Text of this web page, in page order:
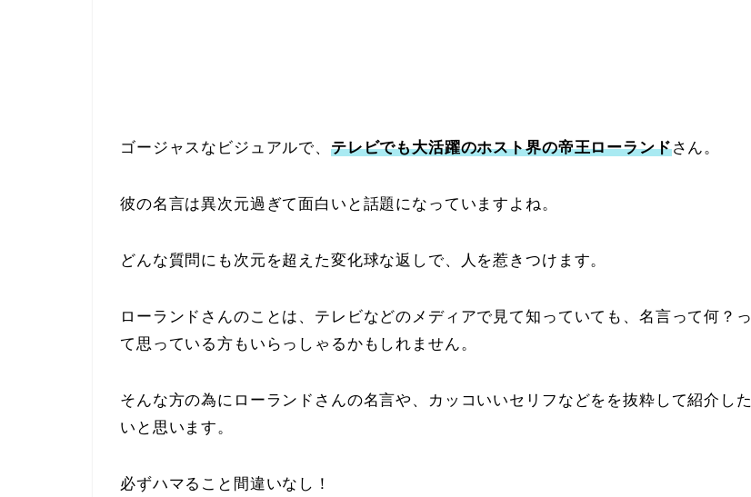
ゴージャスなビジュアルで、 テレビでも大活躍のホスト界の帝王ローランドさん。
彼の名言は異次元過ぎて面白いと話題になっていますよね。
どんな質問にも次元を超えた変化球な返しで、人を惹きつけます。
ローランドさんのことは、テレビなどのメディアで見て知っていても、名言って何？っ
て思っている方もいらっしゃるかもしれません。
そんな方の為にローランドさんの名言や、カッコいいセリフなどをを抜粋して紹介した
いと思います。
必ずハマること間違いなし！